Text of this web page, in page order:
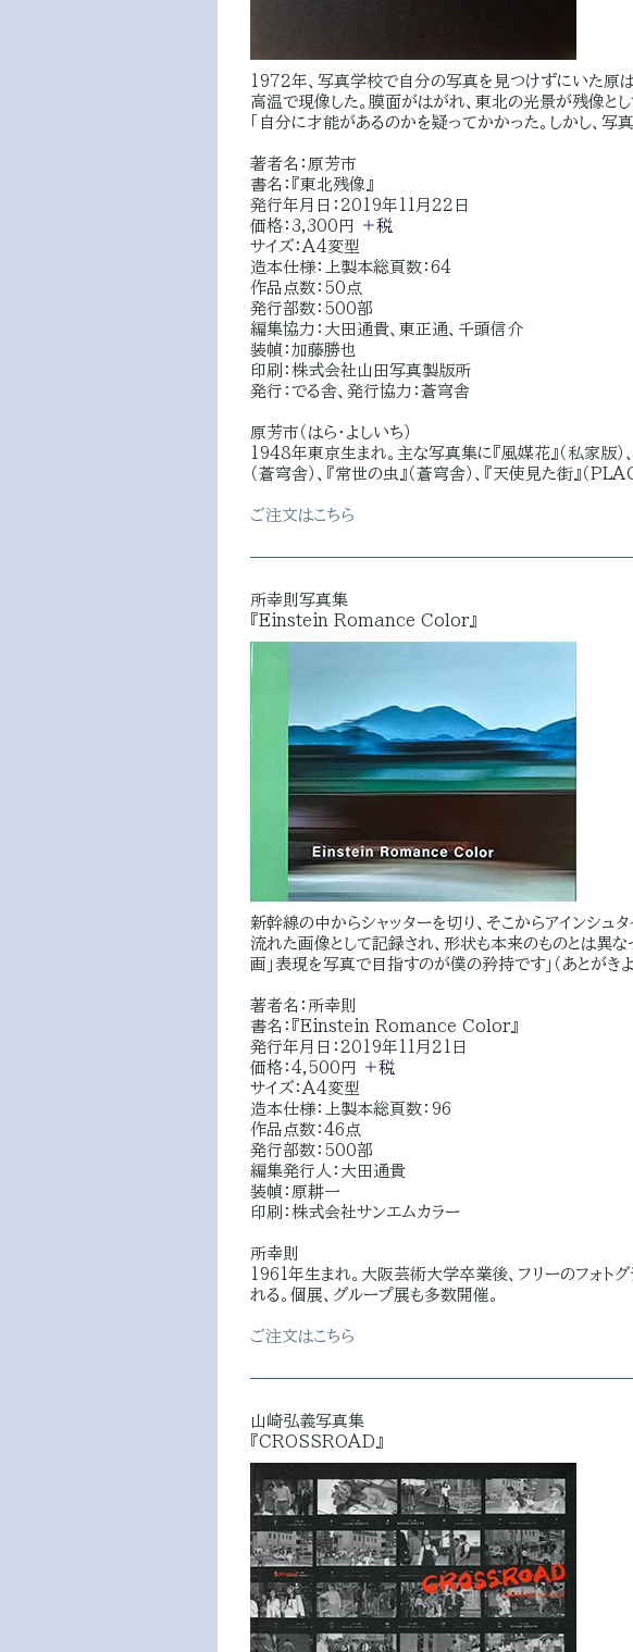
1972年、写真学校で自分の写真を見つけずにいた原は
高温で現像した。膜面がはがれ、東北の光景が残像と
「自分に才能があるのかを疑ってかかった。しかし、写
著者名：原芳市
書名：『東北残像』
発行年月日：2019年11月22日
価格：3,300円 ＋税
サイズ：A4変型
造本仕様：上製本総頁数：64
作品点数：50点
発行部数：500部
編集協力：大田通貴、東正通、千頭信介
装幀：加藤勝也
印刷：株式会社山田写真製版所
発行：でる舎、発行協力：蒼穹舎
原芳市（はら・よしいち）
1948年東京生まれ。主な写真集に『風媒花』（私家版）、
（蒼穹舎）、『常世の虫』（蒼穹舎）、『天使見た街』（
ご注文はこちら
所幸則写真集
『Einstein Romance Color』
新幹線の中からシャッターを切り、そこからアインシ
流れた画像として記録され、形状も本来のものとは異
画」表現を写真で目指すのが僕の矜持です」（あとがきよ
著者名：所幸則
書名：『Einstein Romance Color』
発行年月日：2019年11月21日
価格：4,500円 ＋税
サイズ：A4変型
造本仕様：上製本総頁数：96
作品点数：46点
発行部数：500部
編集発行人：大田通貴
装幀：原耕一
印刷：株式会社サンエムカラー
所幸則
1961年生まれ。大阪芸術大学卒業後、フリーのフォト
れる。個展、グループ展も多数開催。
ご注文はこちら
山崎弘義写真集
『CROSSROAD』